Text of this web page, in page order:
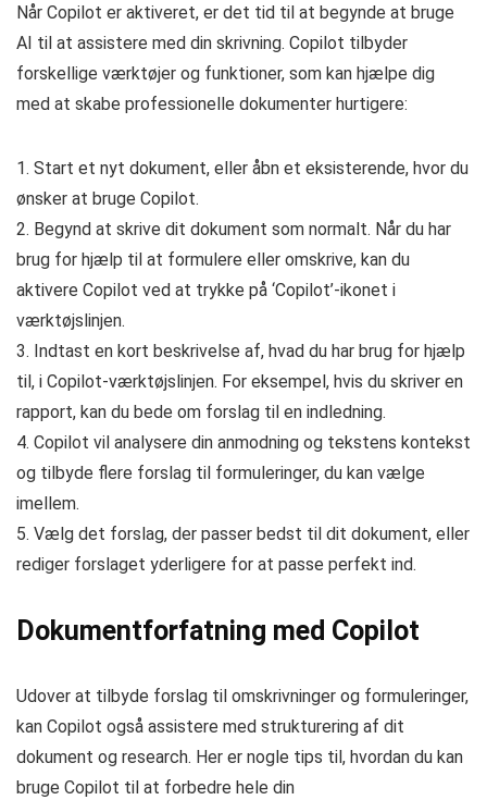
Når Copilot er aktiveret, er det tid til at begynde at bruge
AI til at assistere med din skrivning. Copilot tilbyder
forskellige værktøjer og funktioner, som kan hjælpe dig
med at skabe professionelle dokumenter hurtigere:
1. Start et nyt dokument, eller åbn et eksisterende, hvor du
ønsker at bruge Copilot.
2. Begynd at skrive dit dokument som normalt. Når du har
brug for hjælp til at formulere eller omskrive, kan du
aktivere Copilot ved at trykke på ‘Copilot’-ikonet i
værktøjslinjen.
3. Indtast en kort beskrivelse af, hvad du har brug for hjælp
til, i Copilot-værktøjslinjen. For eksempel, hvis du skriver en
rapport, kan du bede om forslag til en indledning.
4. Copilot vil analysere din anmodning og tekstens kontekst
og tilbyde flere forslag til formuleringer, du kan vælge
imellem.
5. Vælg det forslag, der passer bedst til dit dokument, eller
rediger forslaget yderligere for at passe perfekt ind.
Dokumentforfatning med Copilot
Udover at tilbyde forslag til omskrivninger og formuleringer,
kan Copilot også assistere med strukturering af dit
dokument og research. Her er nogle tips til, hvordan du kan
bruge Copilot til at forbedre hele din